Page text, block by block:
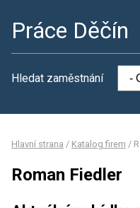
Práce Děčín
Hledat zaměstnání
Hlavní strana / Katalog firem /
Roman Fiedler